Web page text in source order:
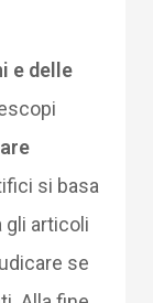
e delle
si basa
gli articoli
se